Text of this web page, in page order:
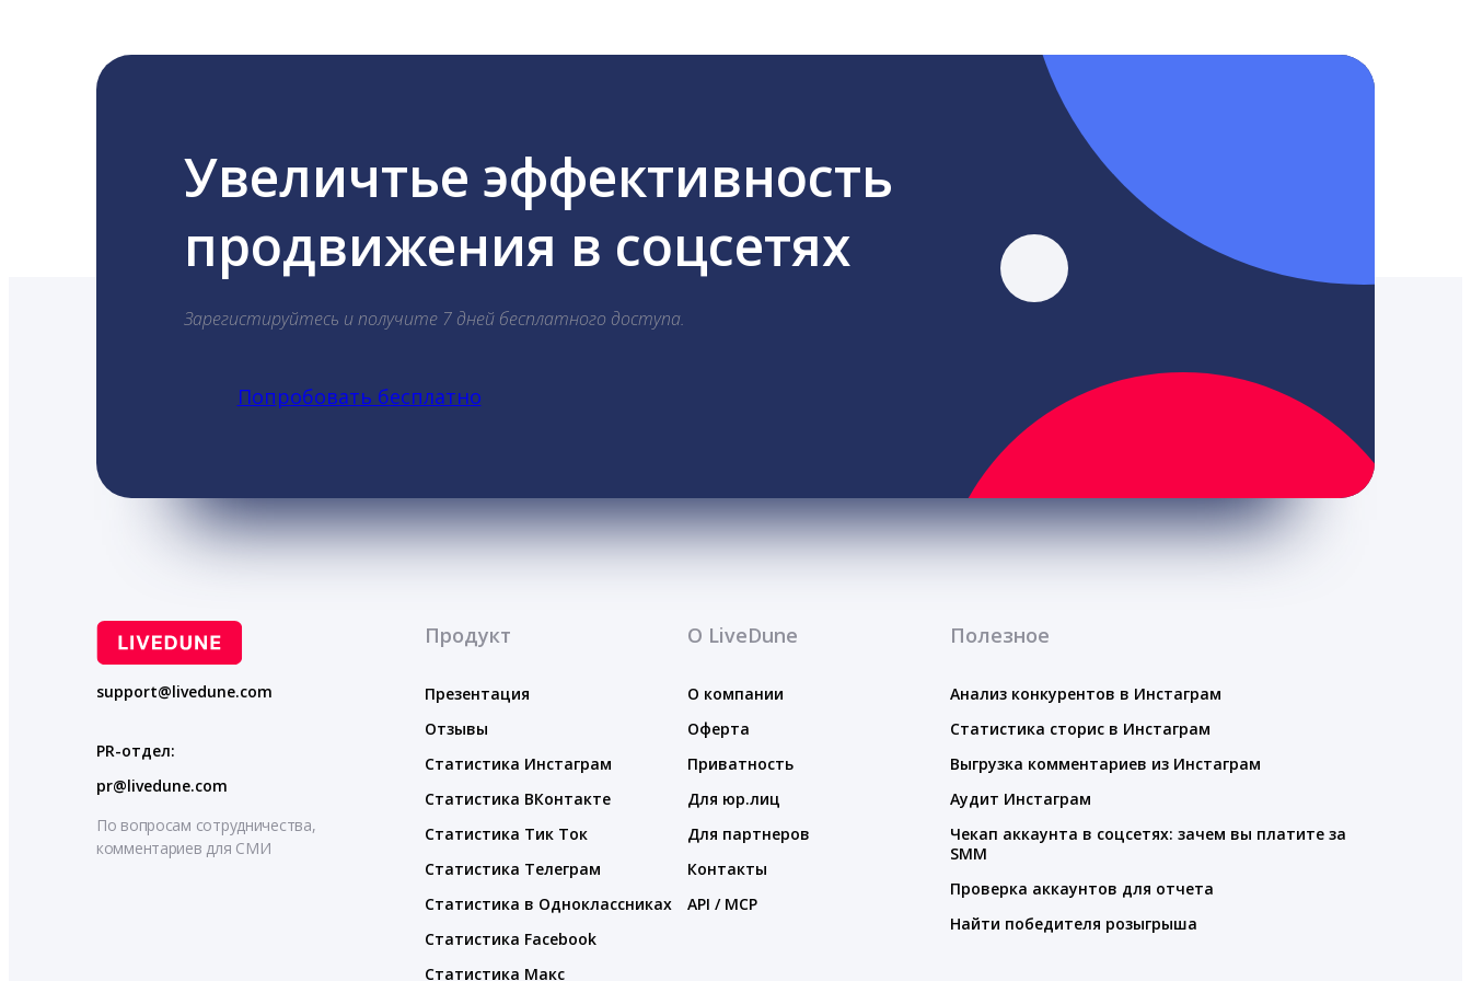
Увеличтье эффективность
продвижения в соцсетях
Зарегистируйтесь и получите 7 дней бесплатного доступа.
Попробовать бесплатно
support@livedune.com
PR-отдел:
pr@livedune.com
По вопросам сотрудничества,
комментариев для СМИ
Продукт
Презентация
Отзывы
Статистика Инстаграм
Статистика ВКонтакте
Статистика Тик Ток
Статистика Телеграм
Статистика в Одноклассниках
Статистика Facebook
Статистика Макс
О LiveDune
О компании
Оферта
Приватность
Для юр.лиц
Для партнеров
Контакты
API / MCP
Полезное
Анализ конкурентов в Инстаграм
Статистика сторис в Инстаграм
Выгрузка комментариев из Инстаграм
Аудит Инстаграм
Чекап аккаунта в соцсетях: зачем вы платите за
SMM
Проверка аккаунтов для отчета
Найти победителя розыгрыша